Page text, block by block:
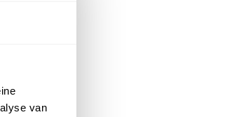
van